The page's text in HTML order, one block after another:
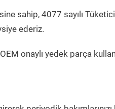
sahip, 4077 sayılı Tüketici
ederiz.
onaylı yedek parça